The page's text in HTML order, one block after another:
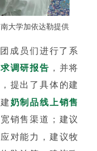
大学加依达勒提供
成员们进行了系
调研报告 ，并将
，提出了具体的建
奶制品线上销售
销售渠道；建议
对能力，建议牧